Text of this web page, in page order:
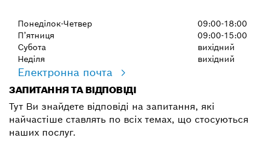
Понеділок-Четвер
П’ятниця
Субота
Неділя
09:00-18:00
09:00-15:00
вихідний
вихідний
Електронна почта
ЗАПИТАННЯ ТА ВІДПОВІДІ
Тут Ви знайдете відповіді на запитання, які
найчастіше ставлять по всіх темах, що стосуються
наших послуг.